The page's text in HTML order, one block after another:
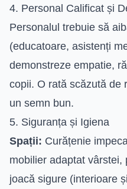
4. Personal Calificat și
Personalul trebuie să
(educatoare, asistenți
demonstreze empatie,
copii. O rată scăzută de
un semn bun.
5. Siguranța și Igiena
Spații: Curățenie
mobilier adaptat
joacă sigure (interioare